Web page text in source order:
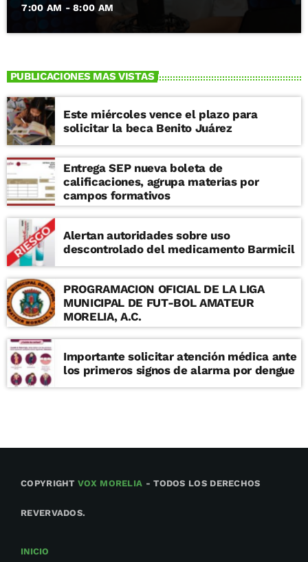
7:00 AM - 8:00 AM
PUBLICACIONES MAS VISTAS
Este miércoles vence el plazo para
solicitar la beca Benito Juárez
Entrega SEP nueva boleta de
calificaciones, agrupa materias por
campos formativos
Alertan autoridades sobre uso
descontrolado del medicamento Barmicil
PROGRAMACION OFICIAL DE LA LIGA
MUNICIPAL DE FUT-BOL AMATEUR
MORELIA, A.C.
Importante solicitar atención médica ante
los primeros signos de alarma por dengue
COPYRIGHTVOX MORELIA - TODOS LOS DERECHOS
REVERVADOS.
INICIO